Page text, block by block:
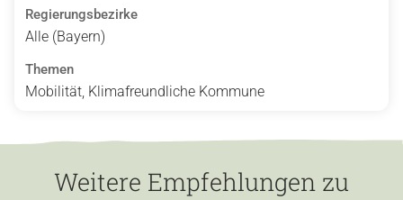
Regierungsbezirke
Alle (Bayern)
Themen
Mobilität, Klimafreundliche Kommune
Weitere Empfehlungen zu